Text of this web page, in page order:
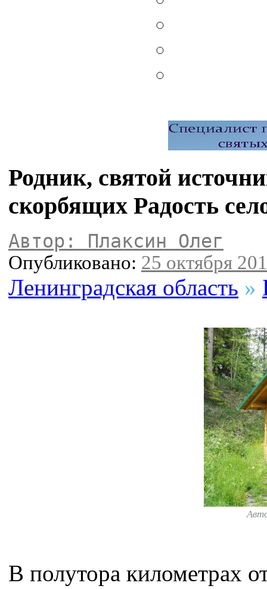
Родник, святой
скорбящих Радость
Автор: Плаксин Олег
Опубликовано: 25 октября
Ленинградская область »
В полутора километрах